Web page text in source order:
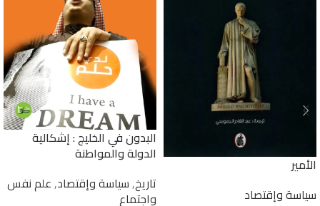
الأمير
سياسة وإقتصاد
البدون في الخليج : إشكالية
الدولة والمواطنة
تاريخ,سياسة وإقتصاد,علم نفس
واجتماع